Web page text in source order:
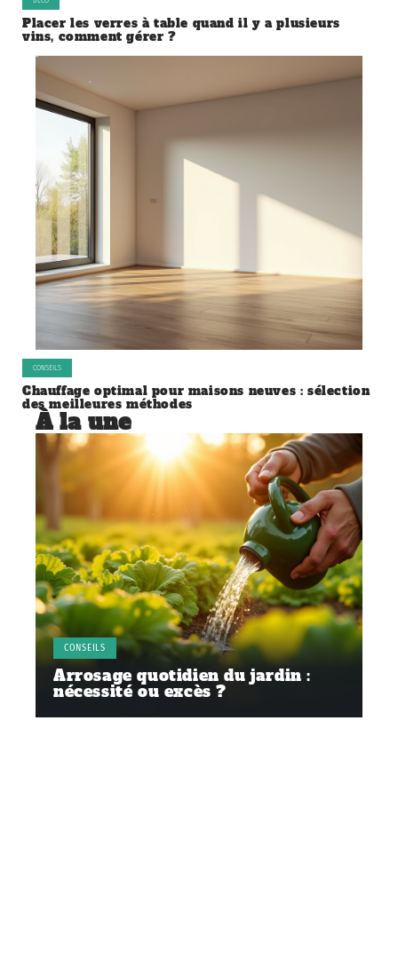
Placer les verres à table quand il y a plusieurs
vins, comment gérer ?
CONSEILS
Chauffage optimal pour maisons neuves : sélection
des meilleures méthodes
À la une
CONSEILS
Arrosage quotidien du jardin :
nécessité ou excès ?